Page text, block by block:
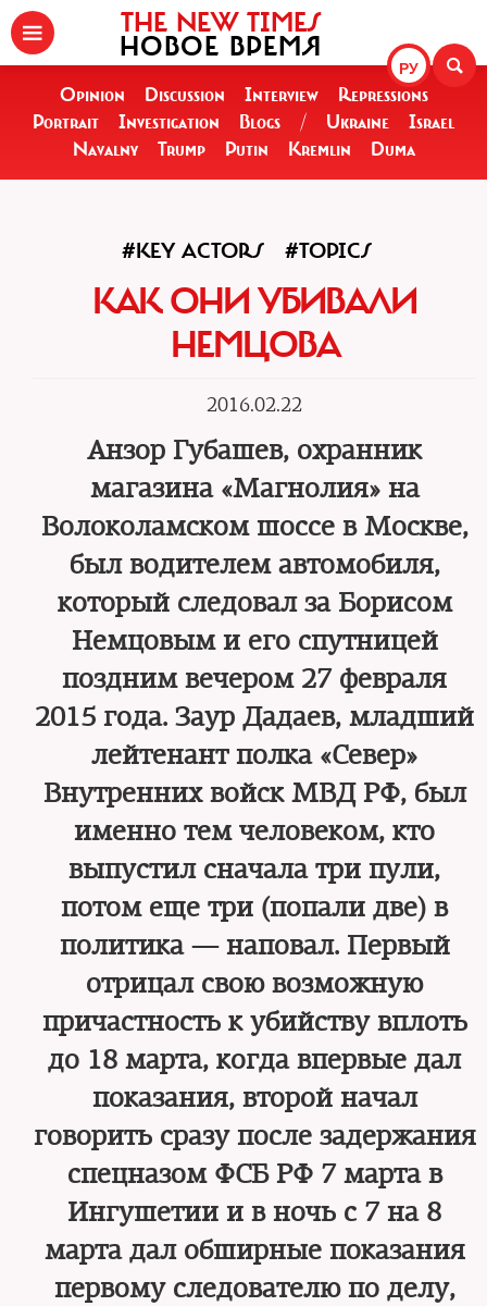
РУ
THE NEW TIMES
НОВОЕ ВРЕМЯ
Opinion Discussion Interview
Repressions
Portrait
Investigation Blogs / Ukraine
Israel
Navalny
Trump Putin Kremlin Duma
#KEY ACTORS #TOPICS
КАК ОНИ УБИВАЛИ
НЕМЦОВА
2016.02.22
Анзор Губашев, охранник
магазина «Магнолия» на
Волоколамском шоссе в Москве,
был водителем автомобиля,
который следовал за Борисом
Немцовым и его спутницей
поздним вечером 27 февраля
2015 года. Заур Дадаев, младший
лейтенант полка «Север»
Внутренних войск МВД РФ, был
именно тем человеком, кто
выпустил сначала три пули,
потом еще три (попали две) в
политика — наповал. Первый
отрицал свою возможную
причастность к убийству вплоть
до 18 марта, когда впервые дал
показания, второй начал
говорить сразу после задержания
спецназом ФСБ РФ 7 марта в
Ингушетии и в ночь с 7 на 8
марта дал обширные показания
первому следователю по делу,